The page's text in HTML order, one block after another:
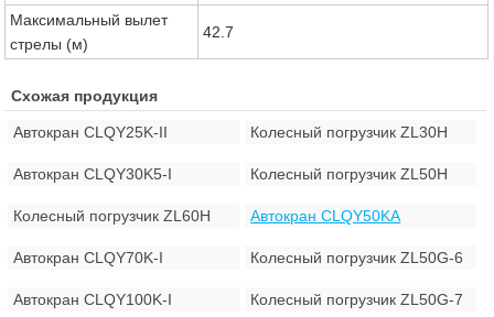
Максимальный вылет
стрелы (м)
42.7
Схожая продукция
Автокран CLQY25K-II Колесный погрузчик ZL30H
Автокран CLQY30K5-I Колесный погрузчик ZL50H
Колесный погрузчик ZL60H Автокран CLQY50KA
Автокран CLQY70K-I Колесный погрузчик ZL50G-6
Автокран CLQY100K-I Колесный погрузчик ZL50G-7